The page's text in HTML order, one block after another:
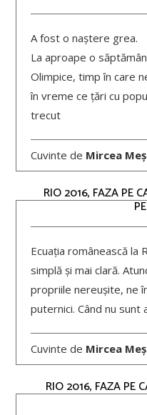
A fost o naștere grea.
La aproape o
Olimpice, timp în care
în vreme ce țări cu
trecut
Cuvinte de Mircea
RIO 2016, FAZA PE
Ecuația românească la
simplă și mai clară.
propriile nereușite, ne
puternici. Când nu sunt
Cuvinte de Mircea
RIO 2016, FAZA PE